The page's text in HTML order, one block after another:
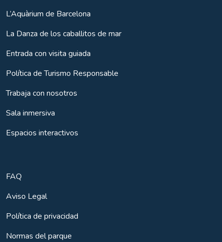
L’Aquàrium de Barcelona
La Danza de los caballitos de mar
Entrada con visita guiada
Política de Turismo Responsable
Trabaja con nosotros
Sala inmersiva
Espacios interactivos
FAQ
Aviso Legal
Política de privacidad
Normas del parque